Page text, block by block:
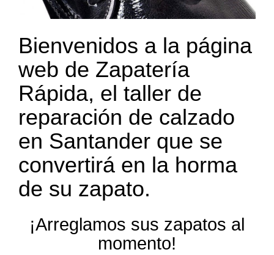
Bienvenidos a la página
web de Zapatería
Rápida, el taller de
reparación de calzado
en Santander que se
convertirá en la horma
de su zapato.
¡Arreglamos sus zapatos al
momento!